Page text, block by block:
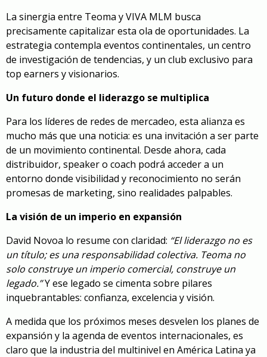
La sinergia entre Teoma y VIVA MLM busca
precisamente capitalizar esta ola de oportunidades. La
estrategia contempla eventos continentales, un centro
de investigación de tendencias, y un club exclusivo para
top earners y visionarios.
Un futuro donde el liderazgo se multiplica
Para los líderes de redes de mercadeo, esta alianza es
mucho más que una noticia: es una invitación a ser parte
de un movimiento continental. Desde ahora, cada
distribuidor, speaker o coach podrá acceder a un
entorno donde visibilidad y reconocimiento no serán
promesas de marketing, sino realidades palpables.
La visión de un imperio en expansión
David Novoa lo resume con claridad: “El liderazgo no es
un título; es una responsabilidad colectiva. Teoma no
solo construye un imperio comercial, construye un
legado.”Y ese legado se cimenta sobre pilares
inquebrantables: confianza, excelencia y visión.
A medida que los próximos meses desvelen los planes de
expansión y la agenda de eventos internacionales, es
claro que la industria del multinivel en América Latina ya